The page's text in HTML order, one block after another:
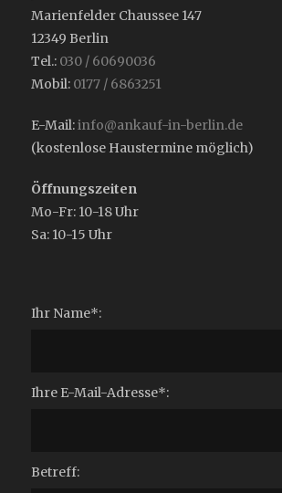
Marienfelder Chaussee 147
12349 Berlin
Tel.: 030 / 60690036
Mobil: 0177 / 6863251
E-Mail:info@ankauf-in-berlin.de
(kostenlose Haustermine möglich)
Öffnungszeiten
Mo-Fr: 10-18 Uhr
Sa: 10-15 Uhr
Ihr Name*:
Ihre E-Mail-Adresse*:
Betreff: